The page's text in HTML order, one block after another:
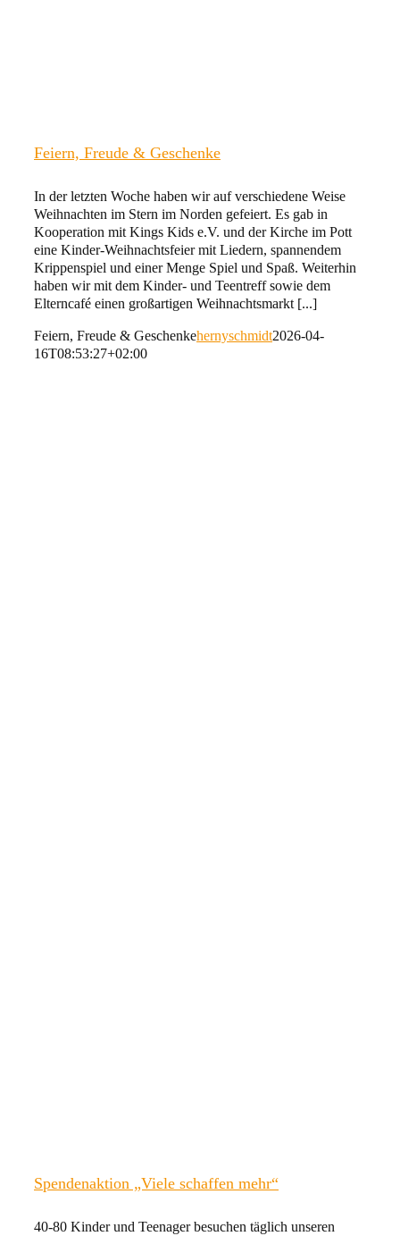
Feiern, Freude & Geschenke
In der letzten Woche haben wir auf verschiedene Weise
Weihnachten im Stern im Norden gefeiert. Es gab in
Kooperation mit Kings Kids e.V. und der Kirche im Pott
eine Kinder-Weihnachtsfeier mit Liedern, spannendem
Krippenspiel und einer Menge Spiel und Spaß. Weiterhin
haben wir mit dem Kinder- und Teentreff sowie dem
Elterncafé einen großartigen Weihnachtsmarkt [...]
Feiern, Freude & Geschenkehernyschmidt2026-04-
16T08:53:27+02:00
Spendenaktion „Viele schaffen mehr“
40-80 Kinder und Teenager besuchen täglich unseren